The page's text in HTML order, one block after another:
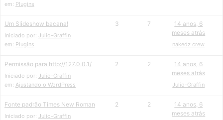
em: Plugins
Um Slideshow bacana!
Iniciado por: Julio-Graffin
em: Plugins
3 7
14 anos, 6
meses atrás
nakedz crew
Permissão para http://127.0.0.1/
Iniciado por: Julio-Graffin
em: Ajustando o WordPress
2 2
14 anos, 6
meses atrás
Julio-Graffin
Fonte padrão Times New Roman
Iniciado por: Julio-Graffin
2 2
14 anos, 6
meses atrás